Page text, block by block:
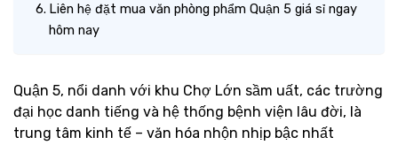
Liên hệ đặt mua văn phòng phẩm Quận 5 giá sỉ ngay
hôm nay
Quận 5, nổi danh với khu Chợ Lớn sầm uất, các trường
đại học danh tiếng và hệ thống bệnh viện lâu đời, là
trung tâm kinh tế – văn hóa nhộn nhịp bậc nhất